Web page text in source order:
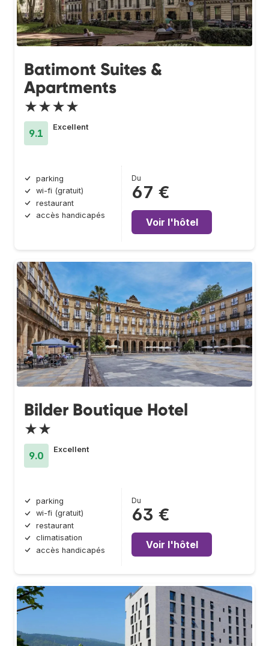
Batimont Suites &
Apartments
★★★★
9.1
Excellent
parking
wi-fi (gratuit)
restaurant
accès handicapés
Du
67 €
Voir l'hôtel
Bilder Boutique Hotel
★★
9.0
Excellent
parking
wi-fi (gratuit)
restaurant
climatisation
accès handicapés
Du
63 €
Voir l'hôtel